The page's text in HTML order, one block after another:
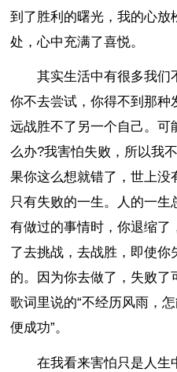
到了胜利的曙光，我的心放
处，心中充满了喜悦。
其实生活中有很多我们
你不去尝试，你得不到那种
远战胜不了另一个自己。可
么办?我害怕失败，所以我
果你这么想就错了，世上
只有失败的一生。人的一
有做过的事情时，你退缩了
了去挑战，去战胜，即使你
的。因为你去做了，失败
歌词里说的“不经历风雨，
便成功”。
在我看来害怕只是人生